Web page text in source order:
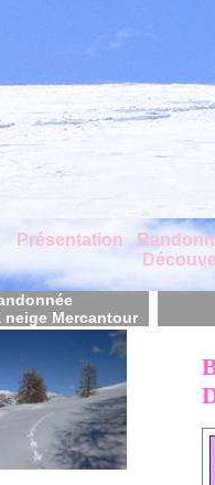
Présentation
neige Mercantour